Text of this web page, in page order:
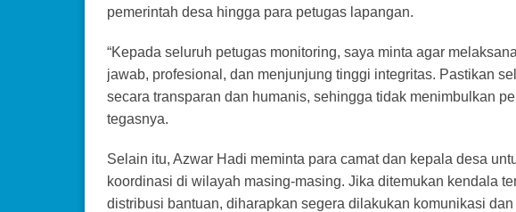
pemerintah desa hingga para petugas lapangan.
“Kepada seluruh petugas monitoring, saya minta agar
jawab, profesional, dan menjunjung tinggi integritas. Pastikan
secara transparan dan humanis, sehingga tidak menimbulkan
tegasnya.
Selain itu, Azwar Hadi meminta para camat dan kepala desa
koordinasi di wilayah masing-masing. Jika ditemukan kendala
distribusi bantuan, diharapkan segera dilakukan komunikasi